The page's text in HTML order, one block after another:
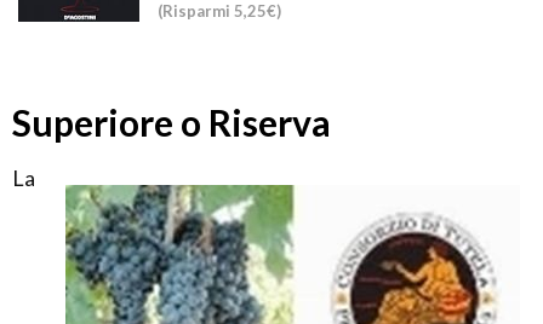
(Risparmi 5,25€)
Superiore o Riserva
La